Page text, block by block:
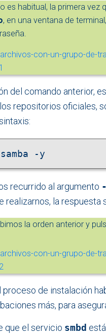
es habitual, la primera vez
, en una ventana de
del comando anterior,
los repositorios oficiales,
-y
recurrido al argumento
la respuesta
la orden anterior y
proceso de instalación
más, para
que el servicio smbd